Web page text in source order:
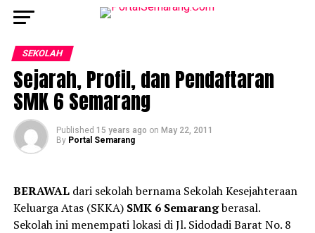
SEKOLAH
Sejarah, Profil, dan Pendaftaran
SMK 6 Semarang
Published 15 years ago on May 22, 2011
By Portal Semarang
BERAWAL dari sekolah bernama Sekolah Kesejahteraan
Keluarga Atas (SKKA) SMK 6 Semarangberasal.
Sekolah ini menempati lokasi di Jl. Sidodadi Barat No. 8